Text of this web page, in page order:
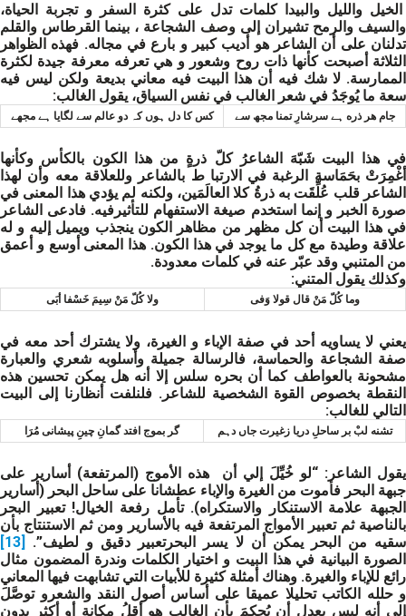
الخيل والليل والبيدا كلمات تدل على كثرة السفر و تجربة الحياة،
والسيف والرمح تشيران إلى وصف الشجاعة ، بينما القرطاس والقلم
تدلنان على أن الشاعر هو أديب كبير و بارع في مجاله. فهذه الظواهر
الثلاثة أصبحت كأنها ذات روح وشعور و هي تعرفه معرفة جيدة لكثرة
الممارسة. لا شك فيه أن هذا البيت فيه معاني بديعة ولكن ليس فيه
سعة ما يُوجَدُ في شعر الغالب في نفس السياق، يقول الغالب:
جام هر ذره ہے سرشارِ تمنا مجھ سے كس كا دل ہوں کہ دو عالم سے لگایا ہے مجھے
في هذا البيت شَبّهَ الشاعرُ كلّ ذرةٍ من هذا الكون بالكأس وكأنها
أغْمِرَتْ بحَمَاسةِ الرغبة في الارتبا ط بالشاعر وللعلاقة معه وأن لهذا
الشاعر قلب عُلِّقَت به ذرةُ كلا العالَمَين، ولكنه لم يؤدي هذا المعنى في
صورة الخبر و إنما استخدم صيغة الاستفهام للتأثيرفيه. فادعى الشاعر
في هذا البيت أن كل مظهر من مظاهر الكون ينجذب ويميل إليه و له
علاقة وطيدة مع كل ما يوجد في هذا الكون. هذا المعنى أوسع و أعمق
من المتنبي وقد عبّر عنه في كلمات معدودة.
وكذلك يقول المتني:
وما كُلّ مَنْ قال قولا وَفى ولا كُلّ مَنْ سِيمَ خَسْفا أبَى
يعني لا يساويه أحد في صفة الإباء و الغيرة، ولا يشترك أحد معه في
صفة الشجاعة والحماسة، فالرسالة جميلة وأسلوبه شعري والعبارة
مشحونة بالعواطف كما أن بحره سلس إلا أنه هل يمكن تحسين هذه
النقطة بخصوص القوة الشخصية للشاعر. فلنلفت أنظارنا إلى البيت
التالي للغالب:
تشنه لبْ بر ساحلِ دريا زغيرت جاں دہم گر بموج افتد گمانِ چینِ پیشانی مُرَا
يقول الشاعر: “لو خُيِّلَ إلي أن هذه الأموج (المرتفعة) أسارير على
جبهة البحر فأموت من الغيرة والإباء عطشانا على ساحل البحر (أسارير
الجبهة علامة الاستنكار والاستكراه). تأمل رفعة الخيال! تعبير البحر
بالناصية ثم تعبير الأمواج المرتفعة فيه بالأسارير ومن ثم الاستنتاج بأن
سقيه من البحر يمكن أن لا يسر البحرتعبير دقيق و لطيف”.
الصورة البيانية في هذا البيت و اختيار الكلمات وندرة المضمون مثال
رائع للإباء والغيرة. وهناك أمثلة كثيرة للأبيات التي تشابهت فيها المعاني
و حلله الكاتب تحليلا عميقا على أساس أصول النقد والشعرو توصَّلَ
إلى أنه ليس بعدلٍ أن يُحكمَ بأن الغالب هو أقلُ مكانة أو أكثر بدون